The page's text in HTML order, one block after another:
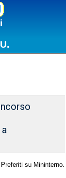
su Mininterno.